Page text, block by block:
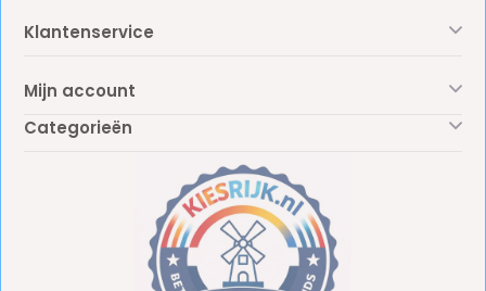
Klantenservice
Mijn account
Categorieën